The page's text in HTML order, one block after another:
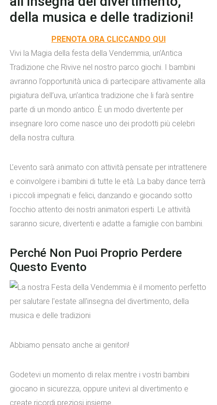
della musica e delle tradizioni!
PRENOTA ORA CLICCANDO QUI
Vivi la Magia della festa della Vendemmia, un’Antica
Tradizione che Rivive nel nostro parco giochi. I bambini
avranno l’opportunità unica di partecipare attivamente alla
pigiatura dell’uva, un’antica tradizione che li farà sentire
parte di un mondo antico. È un modo divertente per
insegnare loro come nasce uno dei prodotti più celebri
della nostra cultura.
L’evento sarà animato con attività pensate per intrattenere
e coinvolgere i bambini di tutte le età. La baby dance terrà
i piccoli impegnati e felici, danzando e giocando sotto
l’occhio attento dei nostri animatori esperti. Le attività
saranno sicure, divertenti e adatte a famiglie con bambini.
Perché Non Puoi Proprio Perdere
Questo Evento
Abbiamo pensato anche ai genitori!
Godetevi un momento di relax mentre i vostri bambini
giocano in sicurezza, oppure unitevi al divertimento e
create ricordi preziosi insieme.